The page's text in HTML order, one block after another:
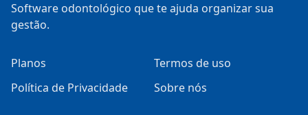
Software odontológico que te ajuda organizar sua
gestão.
Planos
Termos de uso
Política de Privacidade
Sobre nós